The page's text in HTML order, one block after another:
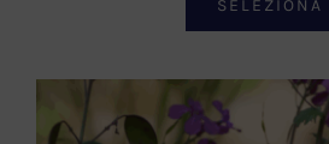
SELEZIONA